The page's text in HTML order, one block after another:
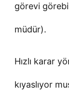
görevi
müdür).
Hızlı karar
kıyaslıyor